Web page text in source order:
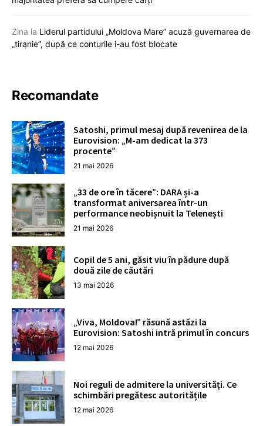
Zina la Liderul partidului „Moldova Mare” acuză guvernarea de
„tiranie”, după ce conturile i-au fost blocate
Recomandate
Satoshi, primul mesaj după revenirea de la
Eurovision: „M-am dedicat la 373
procente”
21 mai 2026
„33 de ore în tăcere”: DARA și-a
transformat aniversarea într-un
performance neobișnuit la Telenești
21 mai 2026
Copil de 5 ani, găsit viu în pădure după
două zile de căutări
13 mai 2026
„Viva, Moldova!” răsună astăzi la
Eurovision: Satoshi intră primul în concurs
12 mai 2026
Noi reguli de admitere la universități. Ce
schimbări pregătesc autoritățile
12 mai 2026